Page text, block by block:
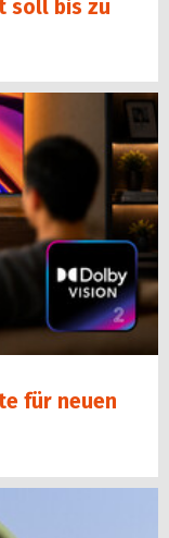
soll bis zu
für neuen